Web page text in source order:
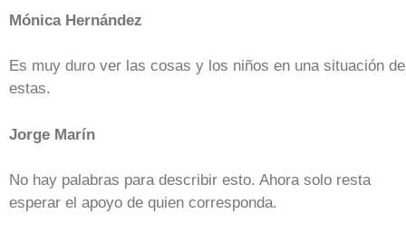
Mónica Hernández
Es muy duro ver las cosas y los niños en una situación de
estas.
Jorge Marín
No hay palabras para describir esto. Ahora solo resta
esperar el apoyo de quien corresponda.